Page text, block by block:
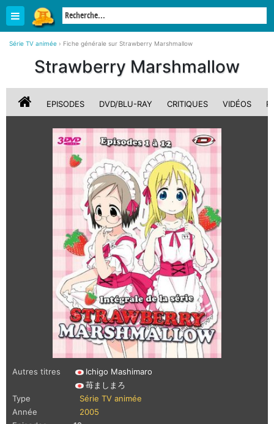
Série TV animée › Fiche générale sur Strawberry Marshmallow
Strawberry Marshmallow
EPISODES DVD/BLU-RAY CRITIQUES VIDÉOS
Autres titres
Ichigo Mashimaro
苺ましまろ
Type
Série TV animée
Année
2005